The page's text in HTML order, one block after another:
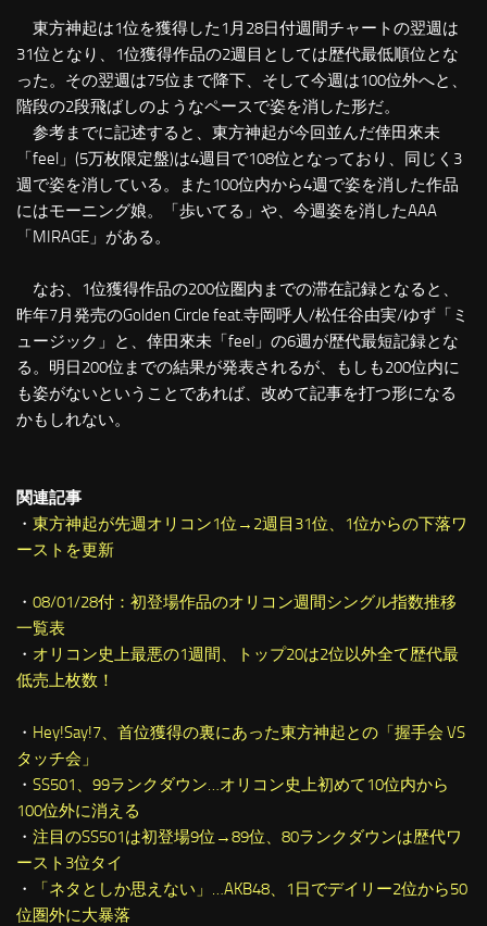
東方神起は1位を獲得した1月28日付週間チャートの翌週は
31位となり、1位獲得作品の2週目としては歴代最低順位とな
った。その翌週は75位まで降下、そして今週は100位外へと、
階段の2段飛ばしのようなペースで姿を消した形だ。
参考までに記述すると、東方神起が今回並んだ倖田來未
「feel」(5万枚限定盤)は4週目で108位となっており、同じく3
週で姿を消している。また100位内から4週で姿を消した作品
にはモーニング娘。「歩いてる」や、今週姿を消したAAA
「MIRAGE」がある。
なお、1位獲得作品の200位圏内までの滞在記録となると、
昨年7月発売のGolden Circle feat.寺岡呼人/松任谷由実/ゆず「ミ
ュージック」と、倖田來未「feel」の6週が歴代最短記録とな
る。明日200位までの結果が発表されるが、もしも200位内に
も姿がないということであれば、改めて記事を打つ形になる
かもしれない。
関連記事
・ 東方神起が先週オリコン1位→2週目31位、1位からの下落ワ
ーストを更新
・ 08/01/28付：初登場作品のオリコン週間シングル指数推移
一覧表
・ オリコン史上最悪の1週間、トップ20は2位以外全て歴代最
低売上枚数！
・ Hey!Say!7、首位獲得の裏にあった東方神起との「握手会 VS
タッチ会」
・ SS501、99ランクダウン…オリコン史上初めて10位内から
100位外に消える
・ 注目のSS501は初登場9位→89位、80ランクダウンは歴代ワ
ースト3位タイ
・
「ネタとしか思えない」…AKB48、1日でデイリー2位から50
位圏外に大暴落